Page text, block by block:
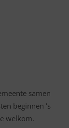
samen
beginnen ‘s
welkom.